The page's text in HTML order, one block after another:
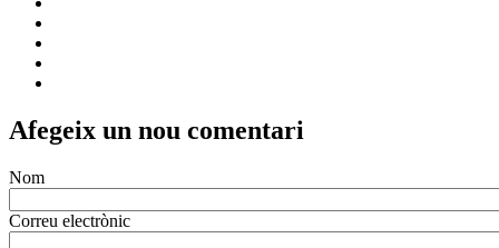
Afegeix un nou comentari
Nom
Correu electrònic